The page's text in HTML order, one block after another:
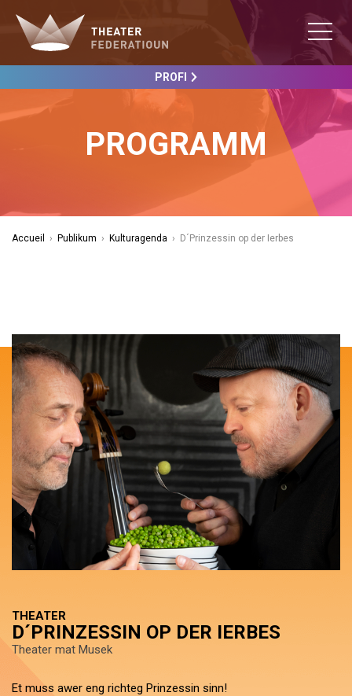
PROFI
PROGRAMM
Accueil › Publikum › Kulturagenda › D´Prinzessin op der Ierbes
THEATER
D´PRINZESSIN OP DER IERBES
Theater mat Musek
Et muss awer eng richteg Prinzessin sinn!